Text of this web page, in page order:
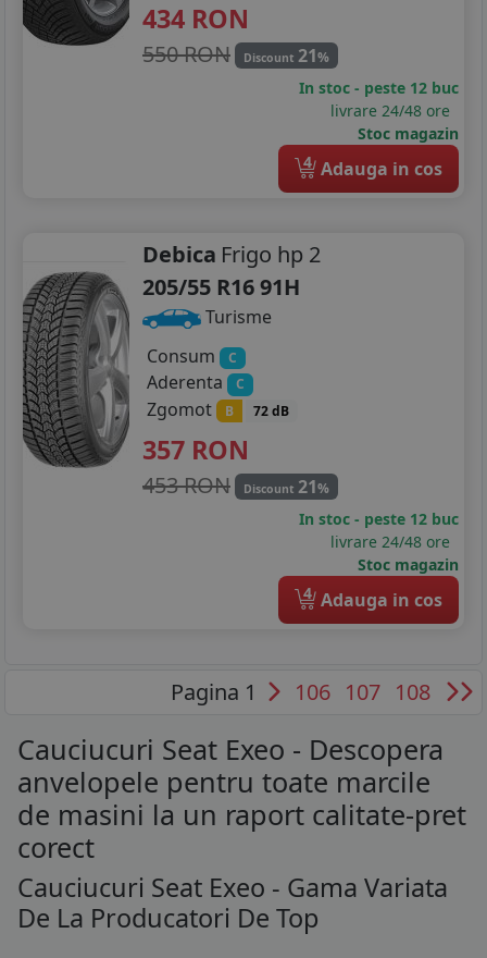
434 RON
550 RON Discount 21%
In stoc - peste 12 buc
livrare 24/48 ore
Stoc magazin
4 Adauga in cos
Debica Frigo hp 2
205/55 R16 91H
Turisme
Consum
C
Aderenta C
Zgomot B 72 dB
357 RON
453 RON Discount 21%
In stoc - peste 12 buc
livrare 24/48 ore
Stoc magazin
4 Adauga in cos
Pagina 1 106 107 108
Cauciucuri Seat Exeo - Descopera
anvelopele pentru toate marcile
de masini la un raport calitate-pret
corect
Cauciucuri Seat Exeo - Gama Variata
De La Producatori De Top